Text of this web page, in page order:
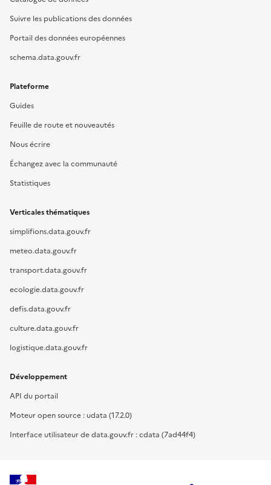
Suivre les publications des données
Portail des données européennes
schema.data.gouv.fr
Plateforme
Guides
Feuille de route et nouveautés
Nous écrire
Échangez avec la communauté
Statistiques
Verticales thématiques
simplifions.data.gouv.fr
meteo.data.gouv.fr
transport.data.gouv.fr
ecologie.data.gouv.fr
defis.data.gouv.fr
culture.data.gouv.fr
logistique.data.gouv.fr
Développement
API du portail
Moteur open source : udata (17.2.0)
Interface utilisateur de data.gouv.fr : cdata (7ad44f4)